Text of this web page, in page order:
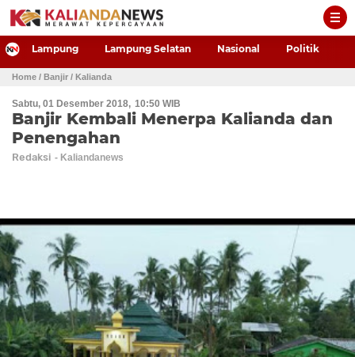
-->
Lampung Lampung Selatan Nasional Politik
Home / Banjir / Kalianda
Sabtu, 01 Desember 2018 10:50 WIB
Banjir Kembali Menerpa Kalianda dan
Penengahan
Redaksi